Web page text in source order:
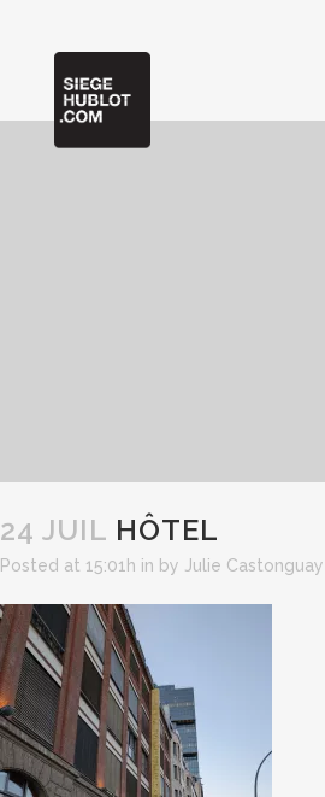
24 JUIL HÔTEL
Posted at 15:01h in by Julie Castonguay